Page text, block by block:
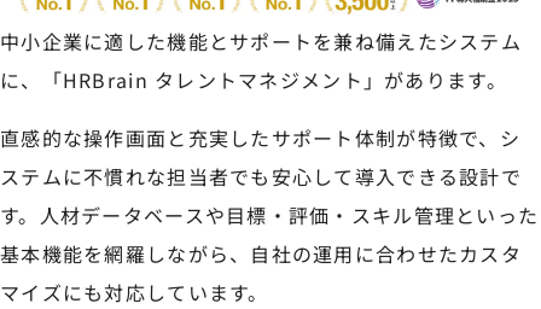
中小企業に適した機能とサポートを兼ね備えたシステム
に、「HRBrain タレントマネジメント」があります。
直感的な操作画面と充実したサポート体制が特徴で、シ
ステムに不慣れな担当者でも安心して導入できる設計で
す。人材データベースや目標・評価・スキル管理といった
基本機能を網羅しながら、自社の運用に合わせたカスタ
マイズにも対応しています。